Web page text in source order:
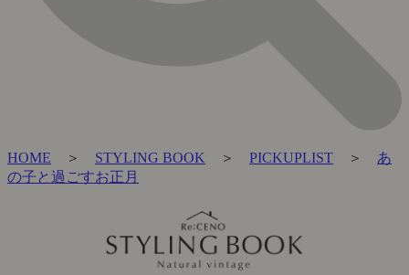
HOME ＞ STYLING BOOK ＞ PICKUPLIST ＞ あ
の子と過ごすお正月